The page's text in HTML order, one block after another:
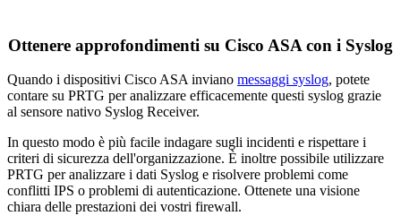
Ottenere approfondimenti su Cisco ASA con i Syslog
Quando i dispositivi Cisco ASA inviano messaggi syslog, potete
contare su PRTG per analizzare efficacemente questi syslog grazie
al sensore nativo Syslog Receiver.
In questo modo è più facile indagare sugli incidenti e rispettare i
criteri di sicurezza dell'organizzazione. È inoltre possibile utilizzare
PRTG per analizzare i dati Syslog e risolvere problemi come
conflitti IPS o problemi di autenticazione. Ottenete una visione
chiara delle prestazioni dei vostri firewall.